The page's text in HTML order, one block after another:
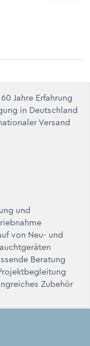
Jahre Erfahrung
in Deutschland
Versand
und
von Neu- und
Beratung
Zubehör